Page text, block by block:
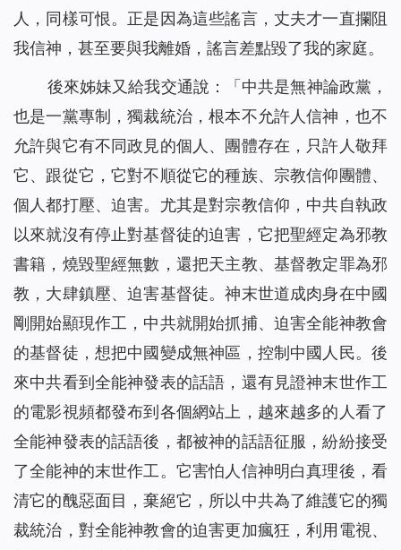
人，同樣可恨。正是因為這些謠言，丈夫才一直攔阻
我信神，甚至要與我離婚，謠言差點毀了我的家庭。
後來姊妹又給我交通說：「中共是無神論政黨，
也是一黨專制，獨裁統治，根本不允許人信神，也不
允許與它有不同政見的個人、團體存在，只許人敬拜
它、跟從它，它對不順從它的種族、宗教信仰團體、
個人都打壓、迫害。尤其是對宗教信仰，中共自執政
以來就沒有停止對基督徒的迫害，它把聖經定為邪教
書籍，燒毀聖經無數，還把天主教、基督教定罪為邪
教，大肆鎮壓、迫害基督徒。神末世道成肉身在中國
剛開始顯現作工，中共就開始抓捕、迫害全能神教會
的基督徒，想把中國變成無神區，控制中國人民。後
來中共看到全能神發表的話語，還有見證神末世作工
的電影視頻都發布到各個網站上，越來越多的人看了
全能神發表的話語後，都被神的話語征服，紛紛接受
了全能神的末世作工。它害怕人信神明白真理後，看
清它的醜惡面目，棄絕它，所以中共為了維護它的獨
裁統治，對全能神教會的迫害更加瘋狂，利用電視、